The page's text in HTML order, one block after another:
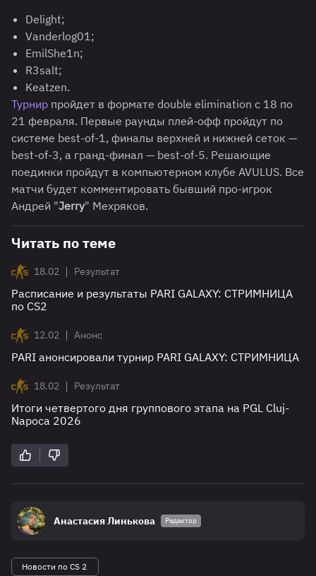
Delight;
Vanderlog01;
EmilShe1n;
R3salt;
Keatzen.
Турнир пройдет в формате double elimination с 18 по
21 февраля. Первые раунды плей-офф пройдут по
системе best-of-1, финалы верхней и нижней сеток —
best-of-3, а гранд-финал — best-of-5. Решающие
поединки пройдут в компьютерном клубе AVULUS. Все
матчи будет комментировать бывший про-игрок
Андрей "Jerry" Мехряков.
Читать по теме
18.02 | Результат
Расписание и результаты PARI GALAXY: СТРИМНИЦА
по CS2
12.02 | Анонс
PARI анонсировали турнир PARI GALAXY: СТРИМНИЦА
18.02 | Результат
Итоги четвертого дня группового этапа на PGL Cluj-
Napoca 2026
Анастасия Линькова Редактор
Новости по CS 2